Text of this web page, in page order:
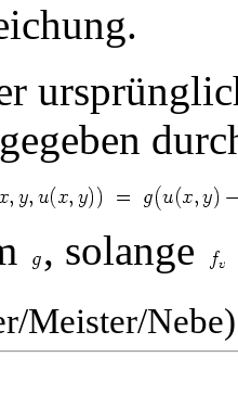
, solange
Meister/Nebe)